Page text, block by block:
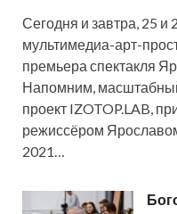
Сегодня и завтра, 25 и
мультимедиа-арт-
премьера спектакля
Напомним,
проект IZOTOP.LAB,
режиссёром
2021…